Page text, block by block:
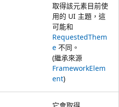
取得該元素目前使
用的 UI 主題，這
可能和
RequestedThem
e 不同。
(繼承來源
FrameworkElem
ent)
它會取得